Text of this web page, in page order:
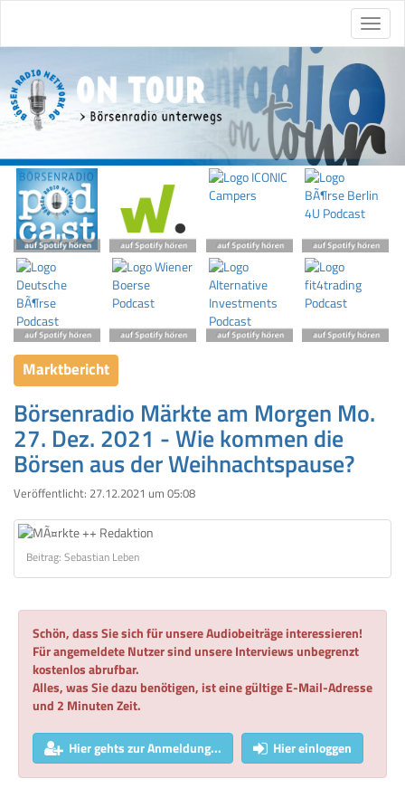
Marktbericht
Börsenradio Märkte am Morgen Mo.
27. Dez. 2021 - Wie kommen die
Börsen aus der Weihnachtspause?
Veröffentlicht: 27.12.2021 um 05:08
Beitrag: Sebastian Leben
Schön, dass Sie sich für unsere Audiobeiträge interessieren!
Für angemeldete Nutzer sind unsere Interviews unbegrenzt
kostenlos abrufbar.
Alles, was Sie dazu benötigen, ist eine gültige E-Mail-Adresse
und 2 Minuten Zeit.
Hier gehts zur Anmeldung... Hier einloggen